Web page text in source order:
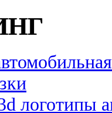
логотипы